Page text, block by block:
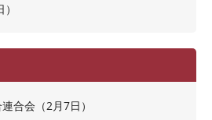
合会（2月7日）